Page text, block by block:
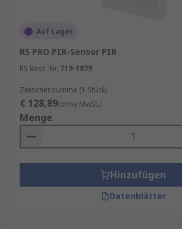
für PIR-Bewegungsmelder
RS ist Ihr Ansprechpartner für das
Procurement Solutions
Auf Lager
RS PRO PIR-Sensor PIR
RS Best.-Nr. 719-1879
Zwischensumme (1 Stück)
€ 128,89(ohne MwSt.)
Menge
Hinzufügen
Datenblätter